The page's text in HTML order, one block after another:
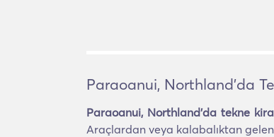
Paraoanui, Northland'da
Paraoanui, Northland'da tekne
Araçlardan veya kalabalıktan gelen